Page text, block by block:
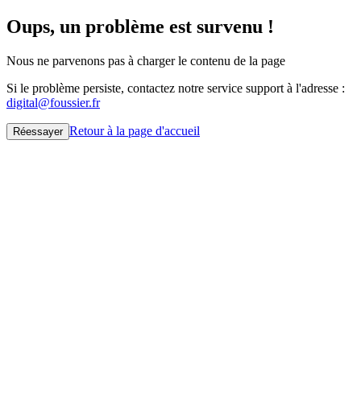
Oups, un problème est survenu !
Nous ne parvenons pas à charger le contenu de la page
Si le problème persiste, contactez notre service support à l'adresse :
digital@foussier.fr
Réessayer Retour à la page d'accueil